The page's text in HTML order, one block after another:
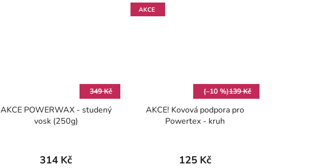
349 Kč
AKCE POWERWAX - studený
vosk (250g)
314 Kč
AKCE
(–10 %)139 Kč
AKCE! Kovová podpora pro
Powertex - kruh
125 Kč